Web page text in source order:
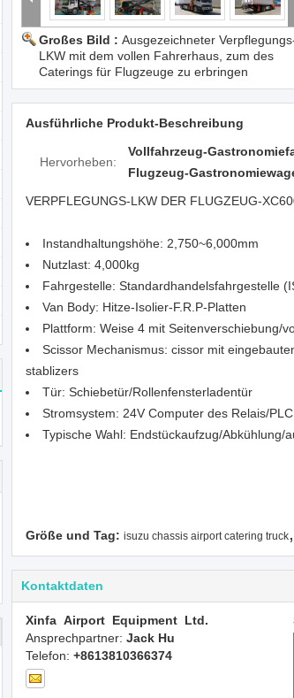
Großes Bild : Ausgezeichneter
LKW mit dem vollen Fahrerhaus, zum des
Caterings für Flugzeuge zu erbringen
Ausführliche Produkt-Beschreibung
Hervorheben:
Vollfahrzeug-
Flugzeug-
VERPFLEGUNGS-LKW DER FLUGZEUG-
Instandhaltungshöhe: 2,750~6,000mm
Nutzlast: 4,000kg
Fahrgestelle: Standardhandelsfahrgestelle
Van Body: Hitze-Isolier-F.R.P-Platten
Plattform: Weise 4 mit Seitenverschiebung/
Scissor Mechanismus: cissor mit
stablizers
Tür: Schiebetür/Rollenfensterladentür
Stromsystem: 24V Computer des Relais/PLC
Typische Wahl: Endstückaufzug/Abkühlung/
Größe und Tag: isuzu chassis airport catering truck,
Kontaktdaten
Xinfa Airport Equipment Ltd.
Ansprechpartner: Jack Hu
Telefon: +8613810366374